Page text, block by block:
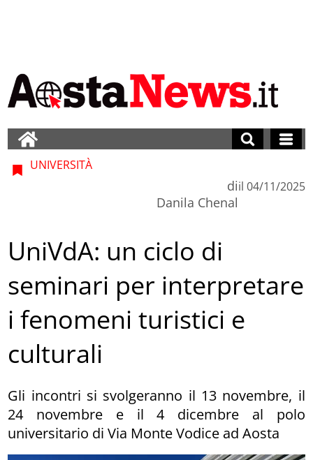
UNIVERSITÀ
di
Danila Chenal
il 04/11/2025
UniVdA: un ciclo di
seminari per interpretare
i fenomeni turistici e
culturali
Gli incontri si svolgeranno il 13 novembre, il
24 novembre e il 4 dicembre al polo
universitario di Via Monte Vodice ad Aosta